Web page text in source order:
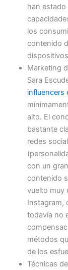
han estado
los
contenido
Marketing
Sara
influencers
alto. El
bastante
redes
con un
contenido
vuelto muy
Instagram,
todavía no
métodos
de los
Técnicas